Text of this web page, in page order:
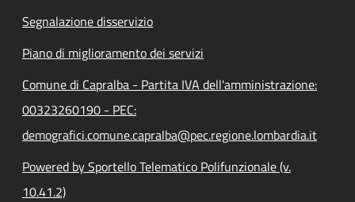
Segnalazione disservizio
Piano di miglioramento dei servizi
Comune di Capralba - Partita IVA dell'amministrazione:
00323260190 - PEC:
demografici.comune.capralba@pec.regione.lombardia.it
Powered by Sportello Telematico Polifunzionale (v.
10.41.2)